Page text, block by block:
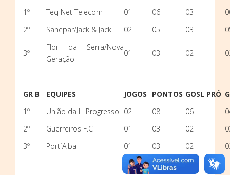
1º Teq Net Telecom 01 06 03
2º
Sanepar/Jack & Jack 02 05 03
3º
Flor da Serra/Nova
Geração
01 03 02
GR B EQUIPES JOGOS PONTOS GOSL PRÓ
1º
União da L. Progresso 02 08 06
2º
Guerreiros F.C 01 03 02
3º
Port´Alba 01 03 02